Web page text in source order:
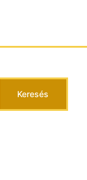
Keresés